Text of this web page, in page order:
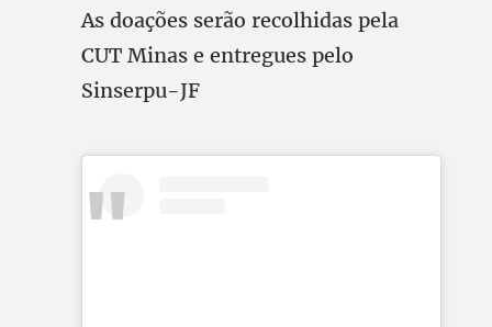
As doações serão recolhidas pela
CUT Minas e entregues pelo
Sinserpu-JF